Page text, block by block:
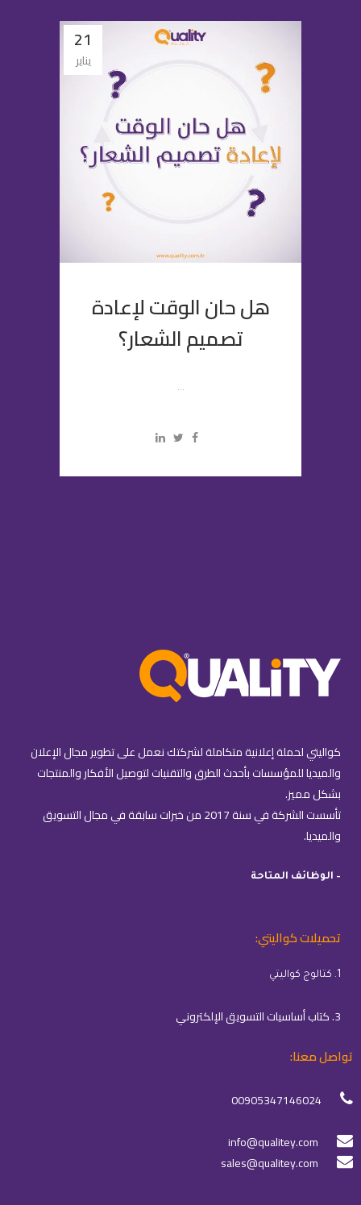
21
يناير
هل حان الوقت لإعادة
تصميم الشعار؟
...
كواليتي لحملة إعلانية متكاملة لشركتك نعمل على تطوير مجال الإعلان
والميديا للمؤسسات بأحدث الطرق والتقنيات لتوصيل الأفكار والمنتجات
بشكل مميز.
تأسست الشركة في سنة 2017 من خبرات سابقة في مجال التسويق
والميديا.
– الوظائف المتاحة
تحميلات كواليتي:
1. كتالوج كواليتي
3. كتاب أساسيات التسويق الإلكتروني
تواصل معنا:
00905347146024
info@qualitey.com
sales@qualitey.com